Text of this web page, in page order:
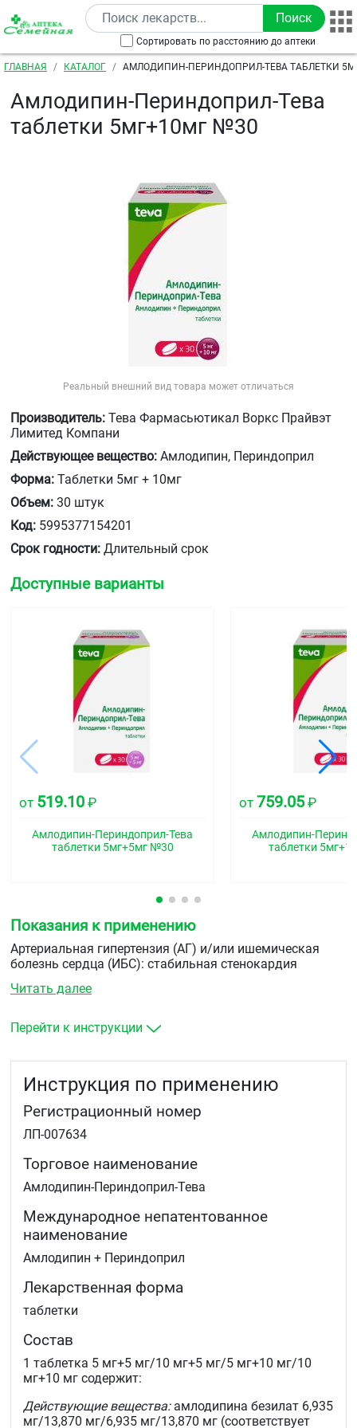
Перейти к основному содержанию
Сортировать по расстоянию до аптеки
Строка навигации
ГЛАВНАЯ КАТАЛОГ АМЛОДИПИН-ПЕРИНДОПРИЛ-ТЕВА ТАБЛЕТКИ
Амлодипин-Периндоприл-Тева
таблетки 5мг+10мг №30
Реальный внешний вид товара может отличаться
Производитель: Тева Фармасьютикал Воркс Прайвэт
Лимитед Компани
Действующее вещество: Амлодипин, Периндоприл
Форма: Таблетки 5мг + 10мг
Объем: 30 штук
Код: 5995377154201
Срок годности: Длительный срок
Доступные варианты
от 519.10 ₽
Амлодипин-Периндоприл-Тева
таблетки 5мг+5мг №30
от759.05₽
Амлодипин-
таблетки
Показания к применению
Артериальная гипертензия (АГ) и/или ишемическая
болезнь сердца (ИБС): стабильная стенокардия
амлодипином и периндоприлом.
Читать далее
Перейти к инструкции
Инструкция по применению
Регистрационный номер
ЛП-007634
Торговое наименование
Амлодипин-Периндоприл-Тева
Международное непатентованное
наименование
Амлодипин + Периндоприл
Лекарственная форма
таблетки
Состав
1 таблетка 5 мг+5 мг/10 мг+5 мг/5 мг+10 мг/10
мг+10 мг содержит:
Действующие вещества:амлодипина безилат 6,935
мг/13,870 мг/6,935 мг/13,870 мг (соответствует